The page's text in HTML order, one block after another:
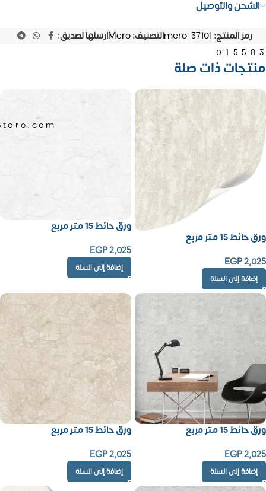
الشحن والتوصيل
رمز المنتج: mero-37101التصنيف:Meroارسلها لصديق:
منتجات ذات صلة
ورق حائط 15 متر مربع
EGP2,025
إضافة إلى السلة
ورق حائط 15 متر مربع
EGP2,025
إضافة إلى السلة
ورق حائط 15 متر مربع
EGP2,025
إضافة إلى السلة
ورق حائط 15 متر مربع
EGP2,025
إضافة إلى السلة